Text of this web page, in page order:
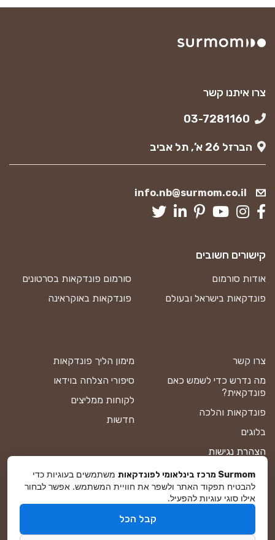
צרו איתנו קשר
הברזל 26 א’, תל אביב
info.nb@surmom.co.il
צרו קשר
מה נדרש כדי לשמש כאם
פונדקאית?
פונדקאות והלכה
בלוגים
הצהרת נגישות
תקנון אתר
מדיניות פרטיות
מפת אתר
מימון הליך פונדקאות
סיפורי הצלחה בוידאו
לקוחות ממליצים
חדשות
קישורים חשובים
אודות סורמום
סורמום פונדקאות בסרטונים
פונדקאות בישראל ובעולם
פונדקאות באוקראינה
Surmom מרכז בינלאומי לפונדקאות
משתמשים בעוגיות כדי
להבטיח תפקוד האתר ולשפר את חוויית המשתמש. אפשר לבחור
אילו סוגי עוגיות להפעיל.
קבל הכל